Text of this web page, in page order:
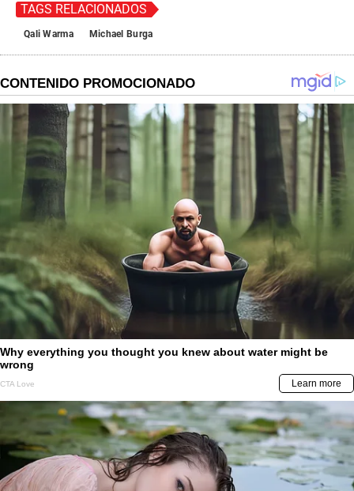
TAGS RELACIONADOS
Qali Warma Michael Burga